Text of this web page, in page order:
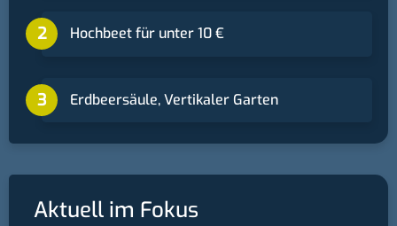
Hochbeet für unter 10 €
Erdbeersäule, Vertikaler Garten
Aktuell im Fokus